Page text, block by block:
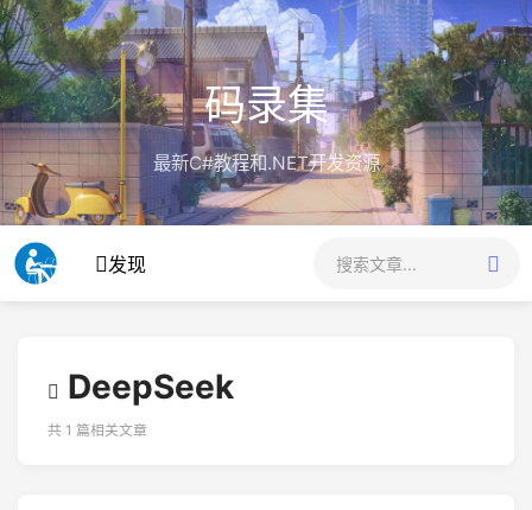
码录集
最新C#教程和.NET开发资源
发现
DeepSeek
共 1 篇相关文章